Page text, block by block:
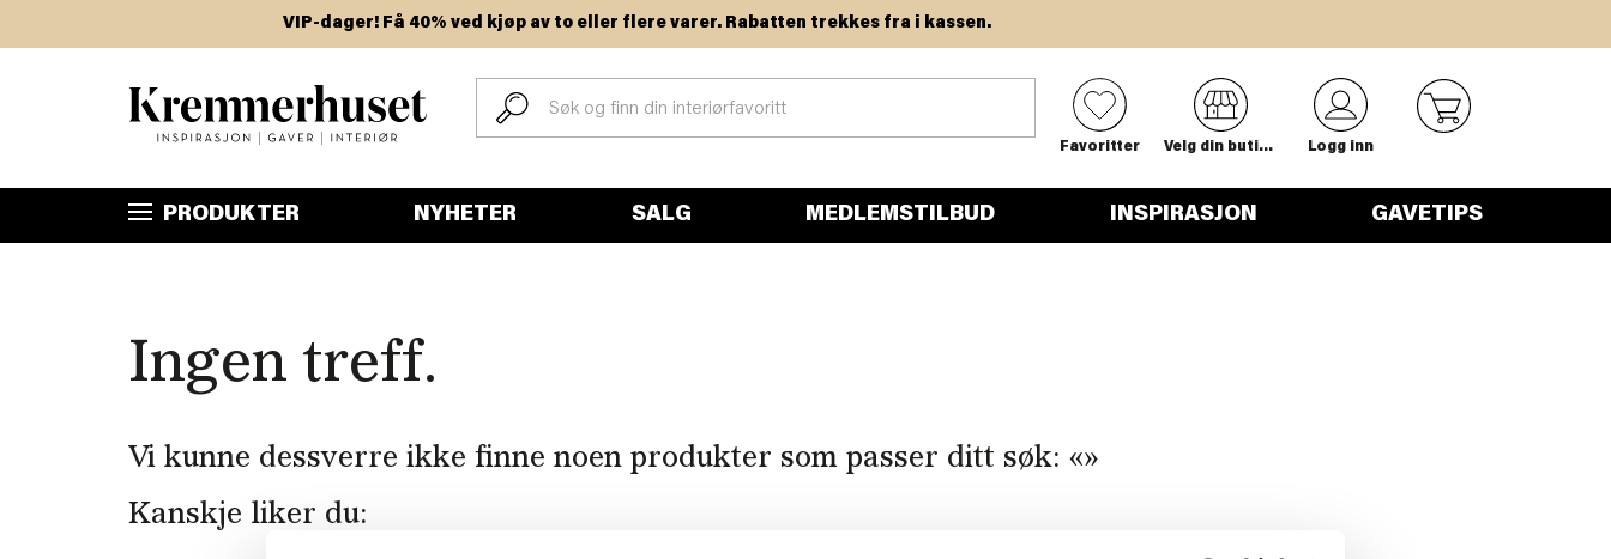
til
VIP-dager! Få 40% ved kjøp av to eller flere varer. Rabatten trekkes fra i kassen.
0
Favoritter Velg din butikk Logg inn
PRODUKTER NYHETER SALG MEDLEMSTILBUD INSPIRASJON GAVETIPS
Ingen treff.
Vi kunne dessverre ikke finne noen produkter som passer ditt søk: «»
Kanskje liker du: